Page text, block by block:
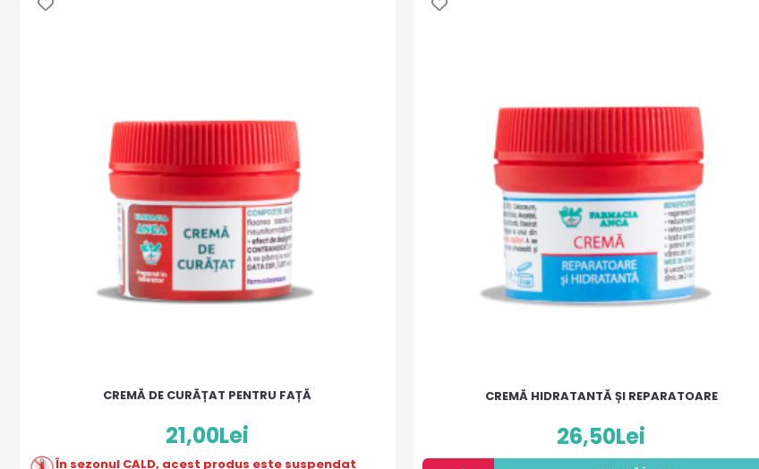
CREMĂ DE CURĂȚAT PENTRU FAȚĂ
21,00Lei
În sezonul CALD, acest produs este suspendat
CREMĂ HIDRATANTĂ ȘI REPARATOARE
26,50Lei